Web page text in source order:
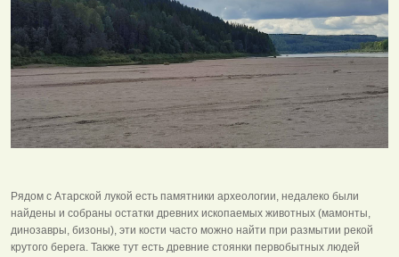
Рядом с Атарской лукой есть памятники археологии, недалеко были
найдены и собраны остатки древних ископаемых животных (мамонты,
динозавры, бизоны), эти кости часто можно найти при размытии рекой
крутого берега. Также тут есть древние стоянки первобытных людей